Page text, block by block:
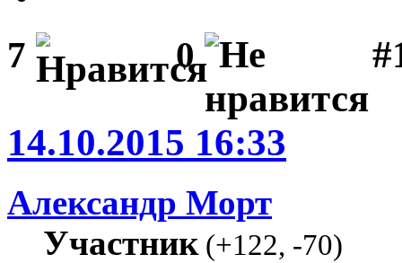
7 0
14.10.2015 16:33
Александр Морт
Участник(+122, -70)